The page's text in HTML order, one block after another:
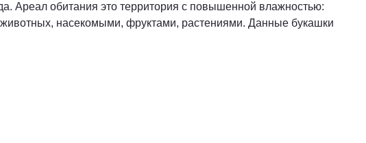
Ареал обитания это территория с повышенной влажностью:
насекомыми, фруктами, растениями. Данные букашки